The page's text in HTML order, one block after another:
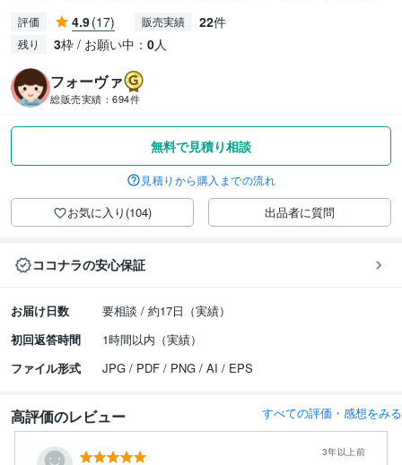
評価 4.9(17) 販売実績 22件
残り 3枠 / お願い中： 0人
フォーヴァ
総販売実績： 694件
無料で見積り相談
見積りから購入までの流れ
お気に入り(104) 出品者に質問
ココナラの安心保証
お届け日数
要相談 / 約17日（実績）
初回返答時間
1時間以内（実績）
ファイル形式
JPG / PDF / PNG / AI / EPS
高評価のレビュー すべての評価・感想をみる
3年以上前